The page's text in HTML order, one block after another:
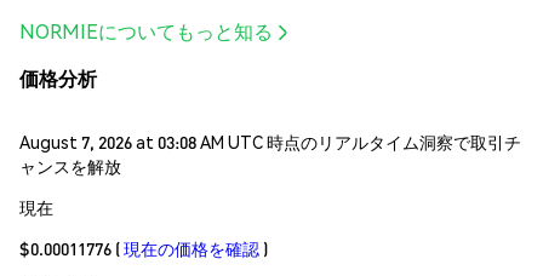
NORMIEについてもっと知る
価格分析
August 7, 2026 at 03:08 AM UTC 時点のリアルタイム洞察で取引チ
ャンスを解放
現在
$0.00011776 (現在の価格を確認 )